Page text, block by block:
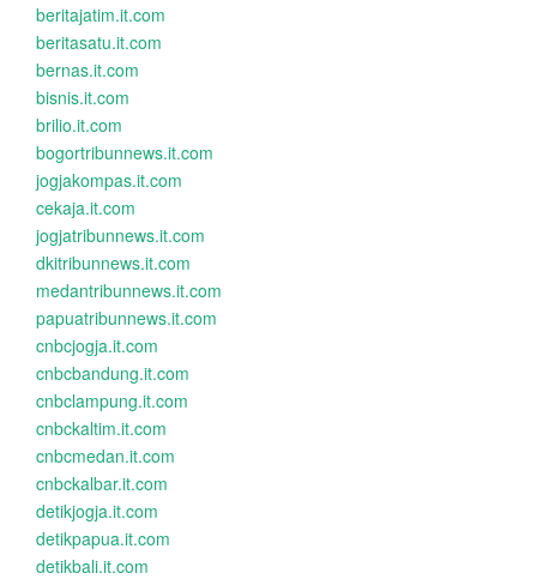
beritajatim.it.com
beritasatu.it.com
bernas.it.com
bisnis.it.com
brilio.it.com
bogortribunnews.it.com
jogjakompas.it.com
cekaja.it.com
jogjatribunnews.it.com
dkitribunnews.it.com
medantribunnews.it.com
papuatribunnews.it.com
cnbcjogja.it.com
cnbcbandung.it.com
cnbclampung.it.com
cnbckaltim.it.com
cnbcmedan.it.com
cnbckalbar.it.com
detikjogja.it.com
detikpapua.it.com
detikbali.it.com